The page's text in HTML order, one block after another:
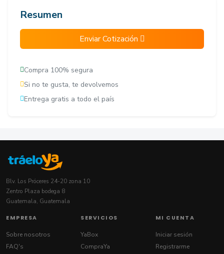
Resumen
Enviar Cotización
Compra 100% segura
Si no te gusta, te devolvemos
Entrega gratis a todo el país
Blv. Los Próceres 24-20 zona 10
Zentro Plaza bodega 8
Guatemala, Guatemala
EMPRESA
Sobre nosotros
FAQ's
SERVICIOS
YaBox
CompraYa
MI CUENTA
Iniciar sesión
Registrarme